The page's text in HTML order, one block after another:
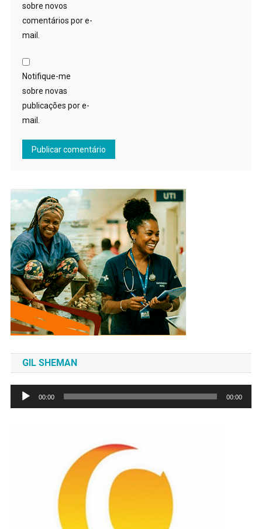
sobre novos
comentários por e-
mail.
Notifique-me
sobre novas
publicações por e-
mail.
GIL SHEMAN
Tocador
00:00 00:00